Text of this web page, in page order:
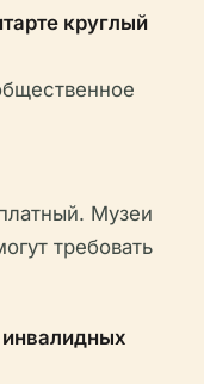
круглый
Музеи
требовать
инвалидных